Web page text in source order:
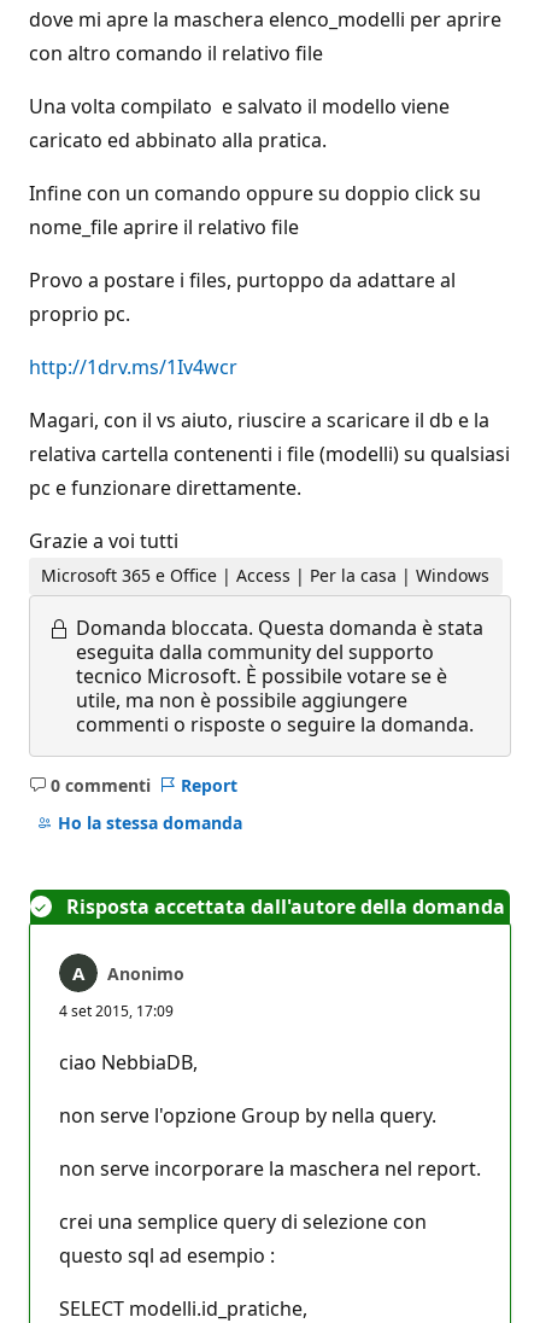
dove mi apre la maschera elenco_modelli per aprire
con altro comando il relativo file
Una volta compilato e salvato il modello viene
caricato ed abbinato alla pratica.
Infine con un comando oppure su doppio click su
nome_file aprire il relativo file
Provo a postare i files, purtoppo da adattare al
proprio pc.
http://1drv.ms/1Iv4wcr
Magari, con il vs aiuto, riuscire a scaricare il db e la
relativa cartella contenenti i file (modelli) su qualsiasi
pc e funzionare direttamente.
Grazie a voi tutti
Microsoft 365 e Office | Access | Per la casa | Windows
Domanda bloccata. Questa domanda è stata
eseguita dalla community del supporto
tecnico Microsoft. È possibile votare se è
utile, ma non è possibile aggiungere
commenti o risposte o seguire la domanda.
0 commenti
Nessun
commento
Report
Ho la stessa domanda
Risposta accettata dall'autore della domanda
Anonimo
4 set 2015, 17:09
ciao NebbiaDB,
non serve l'opzione Group by nella query.
non serve incorporare la maschera nel report.
crei una semplice query di selezione con
questo sql ad esempio :
SELECT modelli.id_pratiche,